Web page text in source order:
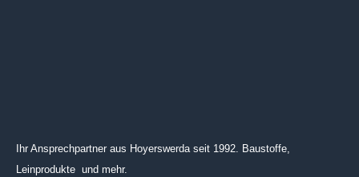
Ihr Ansprechpartner aus Hoyerswerda seit 1992. Baustoffe,
Leinprodukte und mehr.